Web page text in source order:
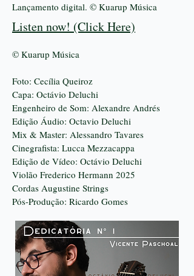
Lançamento digital. © Kuarup Música
Listen now! (Click Here)
© Kuarup Música
Foto: Cecília Queiroz
Capa: Octávio Deluchi
Engenheiro de Som: Alexandre Andrés
Edição Áudio: Octavio Deluchi
Mix & Master: Alessandro Tavares
Cinegrafista: Lucca Mezzacappa
Edição de Vídeo: Octávio Deluchi
Violão Frederico Hermann 2025
Cordas Augustine Strings
Pós-Produção: Ricardo Gomes